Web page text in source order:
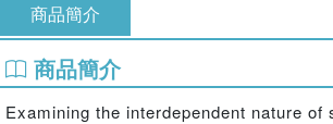
商品簡介
商品簡介
Examining the interdependent nature of